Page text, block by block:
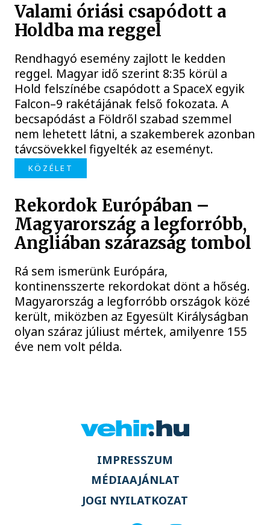
Valami óriási csapódott a
Holdba ma reggel
Rendhagyó esemény zajlott le kedden
reggel. Magyar idő szerint 8:35 körül a
Hold felszínébe csapódott a SpaceX egyik
Falcon–9 rakétájának felső fokozata. A
becsapódást a Földről szabad szemmel
nem lehetett látni, a szakemberek azonban
távcsövekkel figyelték az eseményt.
KÖZÉLET
Rekordok Európában –
Magyarország a legforróbb,
Angliában szárazság tombol
Rá sem ismerünk Európára,
kontinensszerte rekordokat dönt a hőség.
Magyarország a legforróbb országok közé
került, miközben az Egyesült Királyságban
olyan száraz júliust mértek, amilyenre 155
éve nem volt példa.
IMPRESSZUM
MÉDIAAJÁNLAT
JOGI NYILATKOZAT